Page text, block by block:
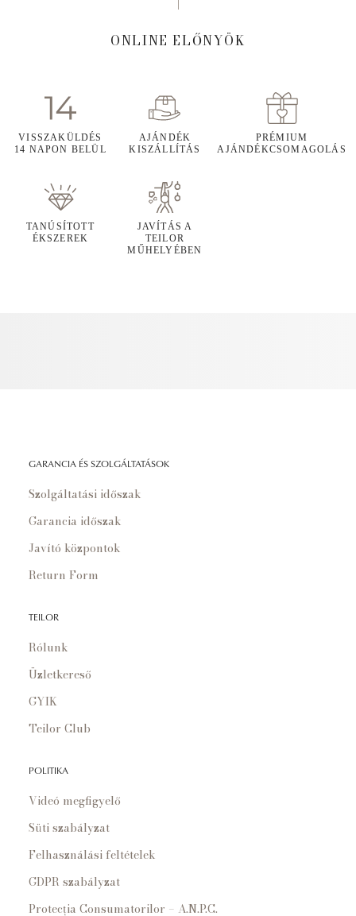
ONLINE ELŐNYÖK
VISSZAKÜLDÉS
14 NAPON BELÜL
AJÁNDÉK
KISZÁLLÍTÁS
PRÉMIUM
AJÁNDÉKCSOMAGOLÁS
TANÚSÍTOTT
ÉKSZEREK
JAVÍTÁS A
TEILOR
MŰHELYÉBEN
GARANCIA ÉS SZOLGÁLTATÁSOK
Szolgáltatási időszak
Garancia időszak
Javító központok
Return Form
TEILOR
Rólunk
Üzletkereső
GYIK
Teilor Club
POLITIKA
Videó megfigyelő
Süti szabályzat
Felhasználási feltételek
GDPR szabályzat
Protecția Consumatorilor – A.N.P.C.